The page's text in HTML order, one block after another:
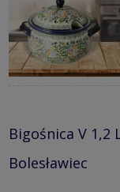
Bigośnica V 1,2
Bolesławiec